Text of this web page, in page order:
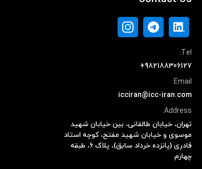
Tel:
+982188306127
Email:
icciran@icc-iran.com
Address:
تهران، خیابان طالقانی، بین خیابان شهید
موسوی و خیابان شهید مفتح، کوچه استاد
قادری (پانزده خرداد سابق)، پلاک ۶، طبقه
چهارم